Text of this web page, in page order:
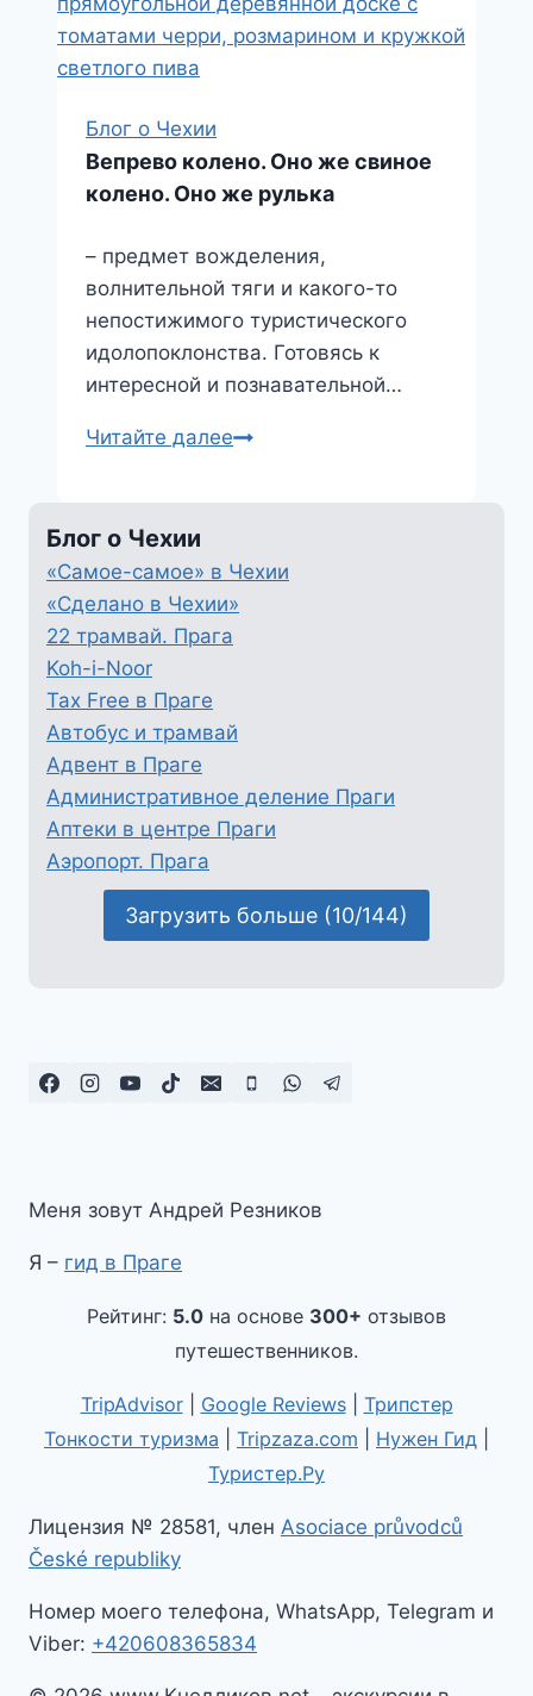
Блог о Чехии
Вепрево колено. Оно же свиное
колено. Оно же рулька
– предмет вожделения,
волнительной тяги и какого-то
непостижимого туристического
идолопоклонства. Готовясь к
интересной и познавательной…
Читайте далееВепрево
Оно
свиное
колено.
Блог о Чехии
«Самое-самое» в Чехии
«Сделано в Чехии»
22 трамвай. Прага
Koh-i-Noor
Tax Free в Праге
Автобус и трамвай
Адвент в Праге
Административное деление Праги
Аптеки в центре Праги
Аэропорт. Прага
Загрузить больше (10/144)
Меня зовут Андрей Резников
Я – гид в Праге
Рейтинг: 5.0 на основе 300+ отзывов
путешественников.
TripAdvisor| Google Reviews| Трипстер
Тонкости туризма
Tripzaza.com Нужен Гид
Туристер.Ру
Лицензия № 28581, член Asociace průvodců
České republiky
Номер моего телефона, WhatsApp, Telegram и
Viber: +420608365834